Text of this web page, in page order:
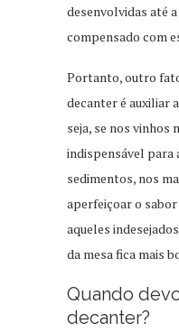
desenvolvidas até
compensado com
Portanto, outro
decanter é auxiliar
seja, se nos vinhos
indispensável para
sedimentos, nos
aperfeiçoar o
aqueles
da mesa fica mais
Quando
decanter?